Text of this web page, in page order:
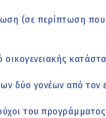
(σε περίπτωση που
δύο γονέων από τον
του